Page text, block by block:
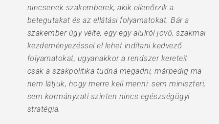
nincsenek szakemberek, akik ellenőrzik a
betegutakat és az ellátási folyamatokat. Bár a
szakember úgy vélte, egy-egy alulról jövő, szakmai
kezdeményezéssel el lehet indítani kedvező
folyamatokat, ugyanakkor a rendszer kereteit
csak a szakpolitika tudná megadni, márpedig ma
nem látjuk, hogy merre kell menni: sem miniszteri,
sem kormányzati szinten nincs egészségügyi
stratégia.